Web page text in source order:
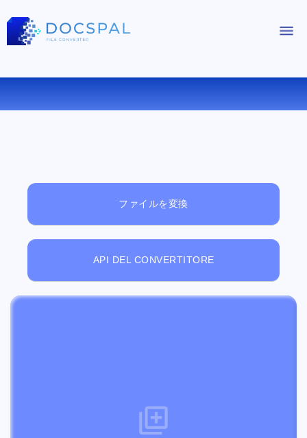
無料オンラインファイルビューアー
ファイルを変換
API DEL CONVERTITORE